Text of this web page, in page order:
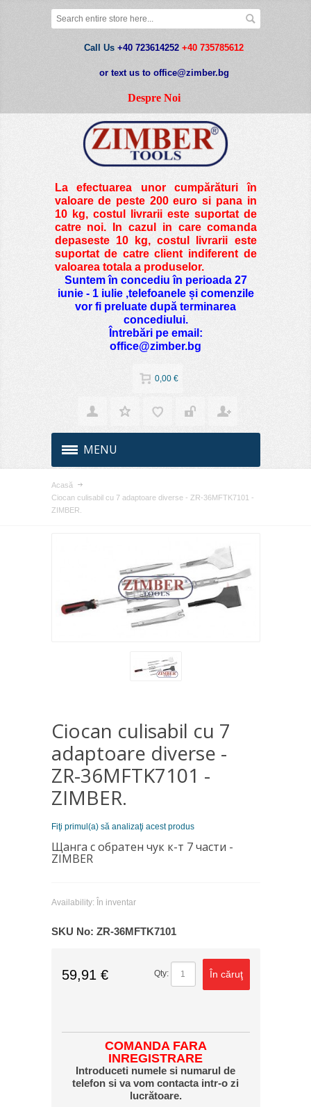
Call Us +40 723614252 +40 735785612
or text us to office@zimber.bg
Despre Noi
La efectuarea unor cumpărături în
valoare de peste200 euro si pana in
10 kg, costul livrarii este suportat de
catre noi. In cazul in care comanda
depaseste 10 kg, costul livrarii este
suportat de catre client indiferent de
valoarea totala a produselor.
Suntem în concediu în perioada 27
iunie - 1 iulie ,telefoanele și comenzile
vor fi preluate după terminarea
concediului.
Întrebări pe email:
office@zimber.bg
0,00 €
MENU
Acasă
Ciocan culisabil cu 7 adaptoare diverse - ZR-36MFTK7101 -
ZIMBER.
Ciocan culisabil cu 7
adaptoare diverse -
ZR-36MFTK7101 -
ZIMBER.
Fiţi primul(a) să analizaţi acest produs
Щанга с обратен чук к-т 7 части -
ZIMBER
Availability: În inventar
SKU No: ZR-36MFTK7101
59,91 € Qty: În căruţ
COMANDA FARA
INREGISTRARE
Introduceti numele si numarul de
telefon si va vom contacta intr-o zi
lucrătoare.